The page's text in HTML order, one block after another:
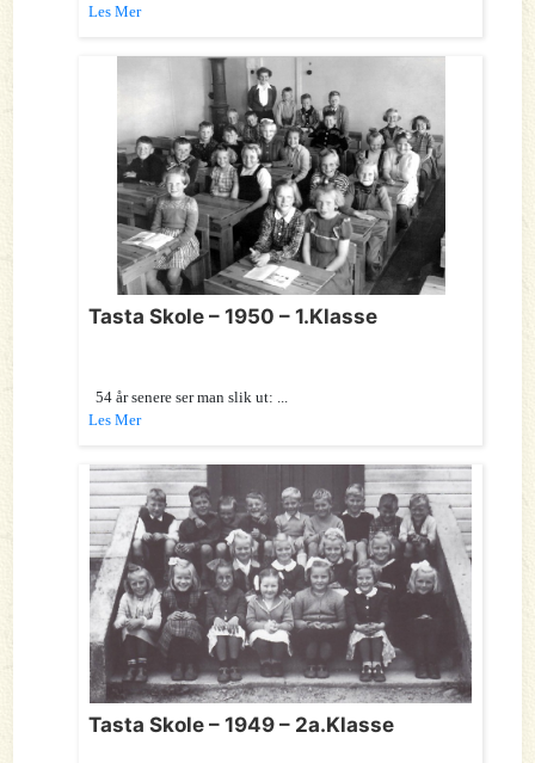
Les Mer
Tasta Skole – 1950 – 1.Klasse
54 år senere ser man slik ut: ...
Les Mer
Tasta Skole – 1949 – 2a.Klasse